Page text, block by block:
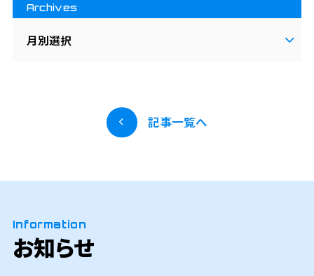
Archives
月別選択
記事一覧へ
Information
お知らせ